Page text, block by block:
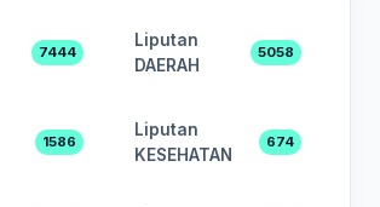
7444
Liputan
DAERAH
5058
1586
Liputan
KESEHATAN
674